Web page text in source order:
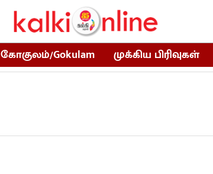
கோகுலம்/Gokulam முக்கிய பிரிவுகள்